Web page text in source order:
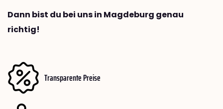
Dann bist du bei uns in Magdeburg genau
richtig!
Transparente Preise